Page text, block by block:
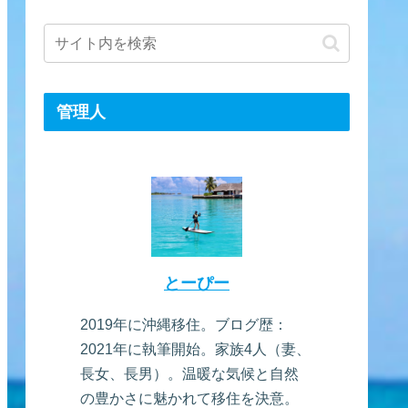
管理人
とーぴー
2019年に沖縄移住。ブログ歴：
2021年に執筆開始。家族4人（妻、
長女、長男）。温暖な気候と自然
の豊かさに魅かれて移住を決意。